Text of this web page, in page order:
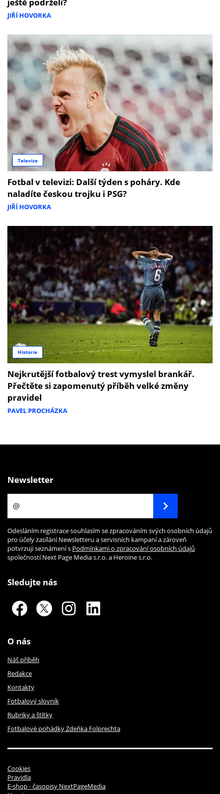
JIŘÍ HOVORKA
Televize
Fotbal v televizi: Další týden s poháry. Kde
naladíte českou trojku i PSG?
JIŘÍ HOVORKA
Historie
Nejkrutější fotbalový trest vymyslel brankář.
Přečtěte si zapomenutý příběh velké změny
pravidel
PAVEL PROCHÁZKA
Newsletter
Odesláním registrace souhlasím se zpracováním svých osobních údajů
pro účely zasílání Newsletteru a servisních kampaní a zároveň
potvrzuji seznámení s Podmínkami o zpracování osobních údajů
společností Next Page Media s.r.o. a Heroine s.r.o.
Sledujte nás
O nás
Náš příběh
Redakce
Kontakty
Fotbalový slovník
Rubriky a štítky
Fotbalové pohádky Zdeňka Folprechta
Cookies
Pravidla
E-shop - časopisy NextPageMedia